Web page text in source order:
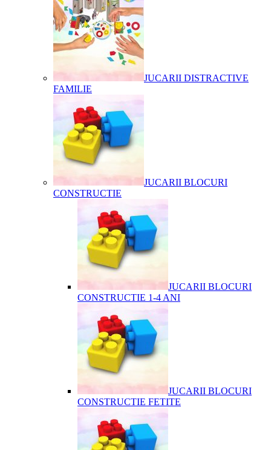
JUCARII DISTRACTIVE
FAMILIE
JUCARII BLOCURI
CONSTRUCTIE
JUCARII BLOCURI
CONSTRUCTIE 1-4 ANI
JUCARII BLOCURI
CONSTRUCTIE FETITE